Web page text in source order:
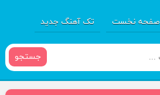
صفحه نخست تک آهنگ جدید
جستجو